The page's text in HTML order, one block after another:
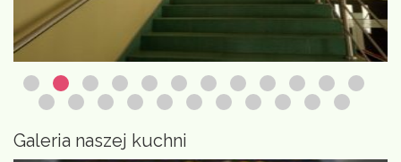
Galeria naszej kuchni